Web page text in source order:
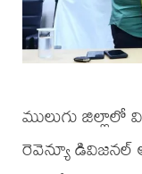
ములుగు జిల్లాలో
రెవెన్యూ డివిజనల్